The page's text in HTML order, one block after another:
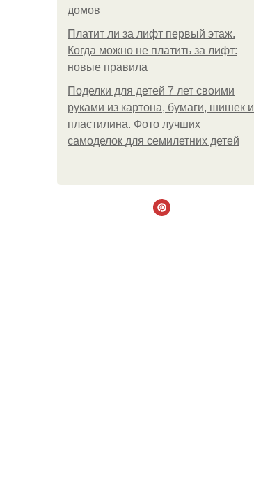
домов
Платит ли за лифт первый этаж.
Когда можно не платить за лифт:
новые правила
Поделки для детей 7 лет своими
руками из картона, бумаги, шишек и
пластилина. Фото лучших
самоделок для семилетних детей